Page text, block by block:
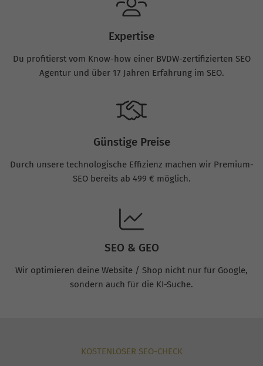
Expertise
Du profitierst vom Know-how einer BVDW-zertifizierten SEO
Agentur und über 17 Jahren Erfahrung im SEO.
Günstige Preise
Durch unsere technologische Effizienz machen wir Premium-
SEO bereits ab 499 € möglich.
SEO & GEO
Wir optimieren deine Website / Shop nicht nur für Google,
sondern auch für die KI-Suche.
KOSTENLOSER SEO-CHECK